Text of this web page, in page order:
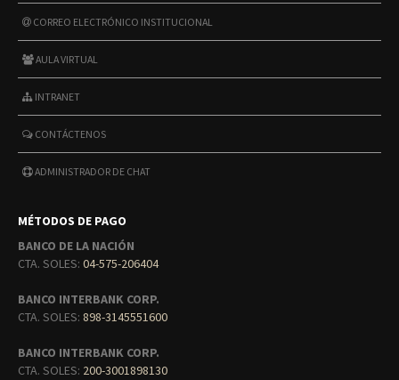
CORREO ELECTRÓNICO INSTITUCIONAL
AULA VIRTUAL
INTRANET
CONTÁCTENOS
ADMINISTRADOR DE CHAT
MÉTODOS DE PAGO
BANCO DE LA NACIÓN
CTA. SOLES: 04-575-206404
BANCO INTERBANK CORP.
CTA. SOLES: 898-3145551600
BANCO INTERBANK CORP.
CTA. SOLES: 200-3001898130